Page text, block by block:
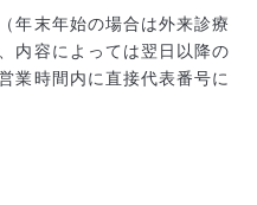
年末年始の場合は外来診療
内容によっては翌日以降の
業時間内に直接代表番号に